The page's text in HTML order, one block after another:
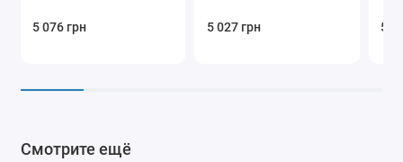
5 076 грн 5 027 грн 5
Смотрите ещё